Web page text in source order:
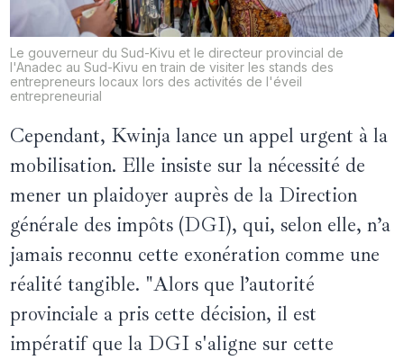
Le gouverneur du Sud-Kivu et le directeur provincial de
l'Anadec au Sud-Kivu en train de visiter les stands des
entrepreneurs locaux lors des activités de l'éveil
entrepreneurial
Cependant, Kwinja lance un appel urgent à la
mobilisation. Elle insiste sur la nécessité de
mener un plaidoyer auprès de la Direction
générale des impôts (DGI), qui, selon elle, n’a
jamais reconnu cette exonération comme une
réalité tangible. "Alors que l’autorité
provinciale a pris cette décision, il est
impératif que la DGI s'aligne sur cette